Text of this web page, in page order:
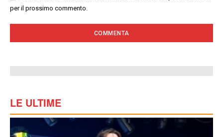
per il prossimo commento.
LE ULTIME